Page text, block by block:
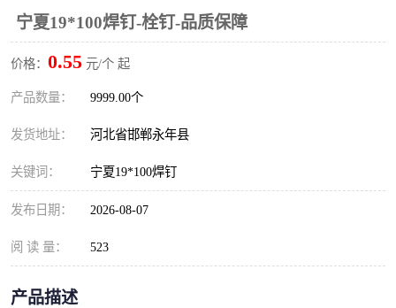
宁夏19*100焊钉-栓钉-品质保障
价格： 0.55 元/个 起
产品数量： 9999.00个
发货地址： 河北省邯郸永年县
关键词： 宁夏19*100焊钉
发布日期： 2026-08-07
阅 读 量： 523
产品描述